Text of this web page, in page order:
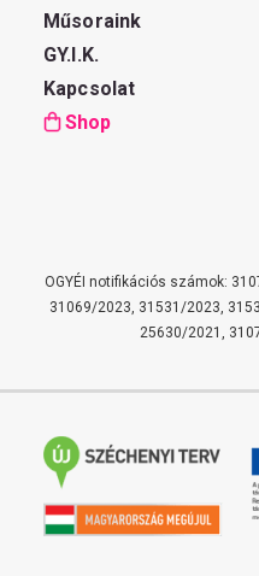
Műsoraink
GY.I.K.
Kapcsolat
Shop
OGYÉI notifikációs számok:
31069/2023, 31531/2023,
25630/2021,